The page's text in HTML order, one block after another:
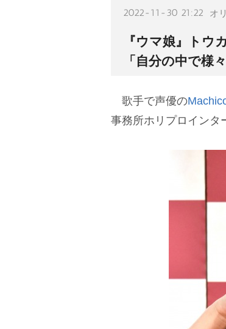
2022-11-30 21:22 オ
『ウマ娘』トウ
「自分の中で様
歌手で声優の
事務所ホリプロインタ